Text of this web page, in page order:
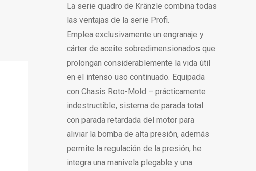
La serie quadro de Kränzle combina todas
las ventajas de la serie Profi.
Emplea exclusivamente un engranaje y
cárter de aceite sobredimensionados que
prolongan considerablemente la vida útil
en el intenso uso continuado. Equipada
con Chasis Roto-Mold – prácticamente
indestructible, sistema de parada total
con parada retardada del motor para
aliviar la bomba de alta presión, además
permite la regulación de la presión, he
integra una manivela plegable y una